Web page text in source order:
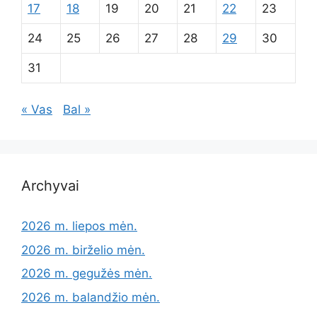
17 18 19 20 21 22 23
24 25 26 27 28 29 30
31
« Vas Bal »
Archyvai
2026 m. liepos mėn.
2026 m. birželio mėn.
2026 m. gegužės mėn.
2026 m. balandžio mėn.